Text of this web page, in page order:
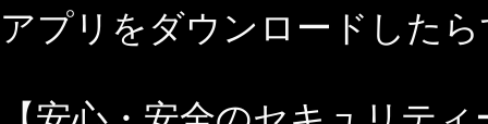
アプリをダウンロードした